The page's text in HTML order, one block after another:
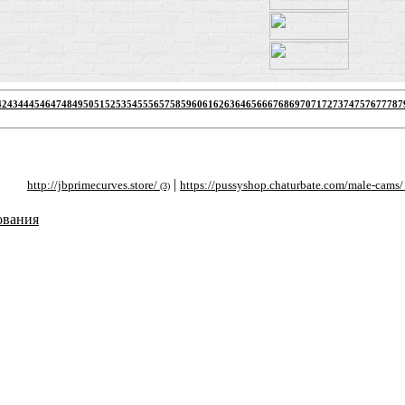
434445464748495051525354555657585960616263646566676869707172737475767778
jbprimecurves.store/(3)|https://pussyshop.chaturbate.com/male-cams/(2)|